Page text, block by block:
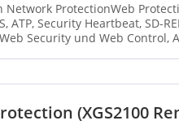
Security und Web Control,
(XGS2100